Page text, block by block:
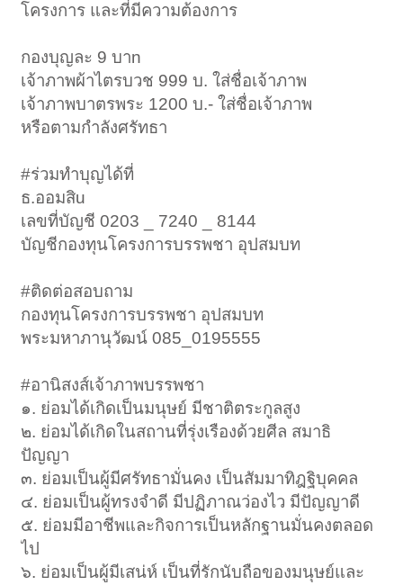
โครงการ และที่มีความต้องการ
กองบุญละ 9 บาn
เจ้าภาพผ้าไตรบวช 999 บ. ใส่ชื่อเจ้าภาพ
เจ้าภาพบาตรพระ 1200 บ.- ใส่ชื่อเจ้าภาพ
หรือตามกำลังศรัทธา
#ร่วมทำบุญได้ที่
ธ.ออมสิu
เลขที่บัญชี 0203 _ 7240 _ 8144
บัญชีกองทุนโครงการบรรพชา อุปสมบท
#ติดต่อสอบถาม
กองทุนโครงการบรรพชา อุปสมบท
พระมหาภานุวัฒน์ 085_0195555
#อานิสงส์เจ้าภาพบรรพชา
๑. ย่อมได้เกิดเป็นมนุษย์ มีชาติตระกูลสูง
๒. ย่อมได้เกิดในสถานที่รุ่งเรืองด้วยศีล สมาธิ
ปัญญา
๓. ย่อมเป็นผู้มีศรัทธามั่นคง เป็นสัมมาทิฎฐิบุคคล
๔. ย่อมเป็นผู้ทรงจำดี มีปฏิภาณว่องไว มีปัญญาดี
๕. ย่อมมีอาชีพและกิจการเป็นหลักฐานมั่นคงตลอด
ไป
๖. ย่อมเป็นผู้มีเสน่ห์ เป็นที่รักนับถือของมนุษย์และ